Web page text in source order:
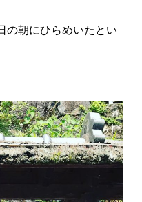
の朝にひらめいたとい